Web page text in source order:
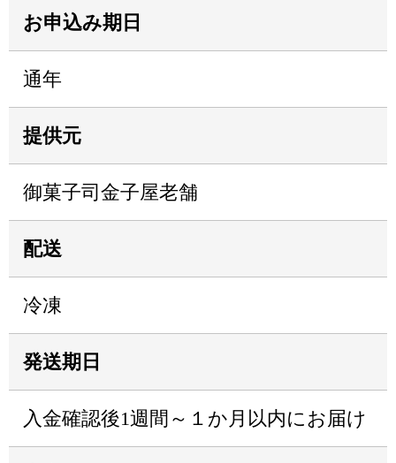
お申込み期日
通年
提供元
御菓子司金子屋老舗
配送
冷凍
発送期日
入金確認後1週間～１か月以内にお届け